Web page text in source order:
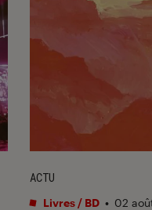
ACTU
Livres / BD • 02